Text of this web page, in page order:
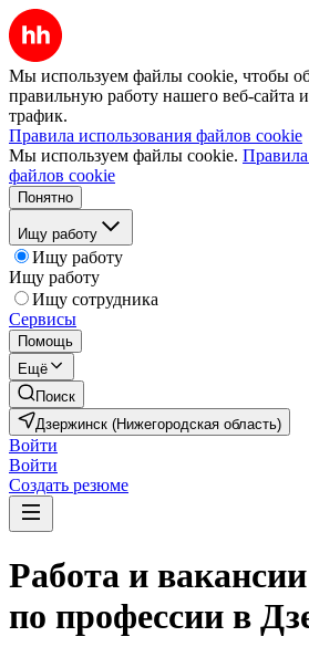
Мы используем файлы cookie, чтобы
правильную работу нашего веб-сайта
трафик.
Правила использования файлов cookie
Мы используем файлы cookie.
файлов cookie
Понятно
Ищу работу
Ищу работу
Ищу работу
Ищу сотрудника
Сервисы
Помощь
Ещё
Поиск
Дзержинск (Нижегородская область)
Войти
Войти
Создать резюме
Работа и вакансии
по профессии в